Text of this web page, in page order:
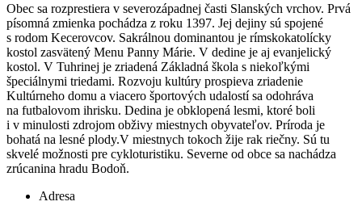
Obec sa rozprestiera v severozápadnej časti Slanských vrchov. Prvá
písomná zmienka pochádza z roku 1397. Jej dejiny sú spojené
s rodom Kecerovcov. Sakrálnou dominantou je rímskokatolícky
kostol zasvätený Menu Panny Márie. V dedine je aj evanjelický
kostol. V Tuhrinej je zriadená Základná škola s niekoľkými
špeciálnymi triedami. Rozvoju kultúry prospieva zriadenie
Kultúrneho domu a viacero športových udalostí sa odohráva
na futbalovom ihrisku. Dedina je obklopená lesmi, ktoré boli
i v minulosti zdrojom obživy miestnych obyvateľov. Príroda je
bohatá na lesné plody.V miestnych tokoch žije rak riečny. Sú tu
skvelé možnosti pre cykloturistiku. Severne od obce sa nachádza
zrúcanina hradu Bodoň.
Adresa